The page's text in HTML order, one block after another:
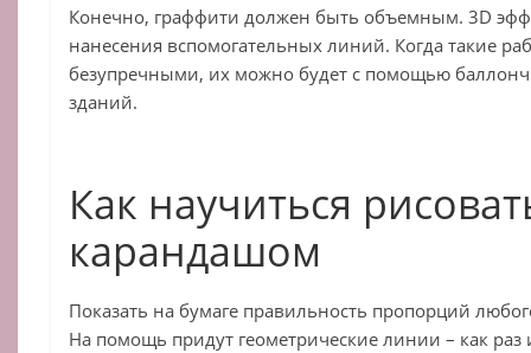
Конечно, граффити должен быть объемным. 3D
нанесения вспомогательных линий. Когда такие
безупречными, их можно будет с помощью
зданий.
Как научиться
карандашом
Показать на бумаге правильность пропорций
На помощь придут геометрические линии – как раз